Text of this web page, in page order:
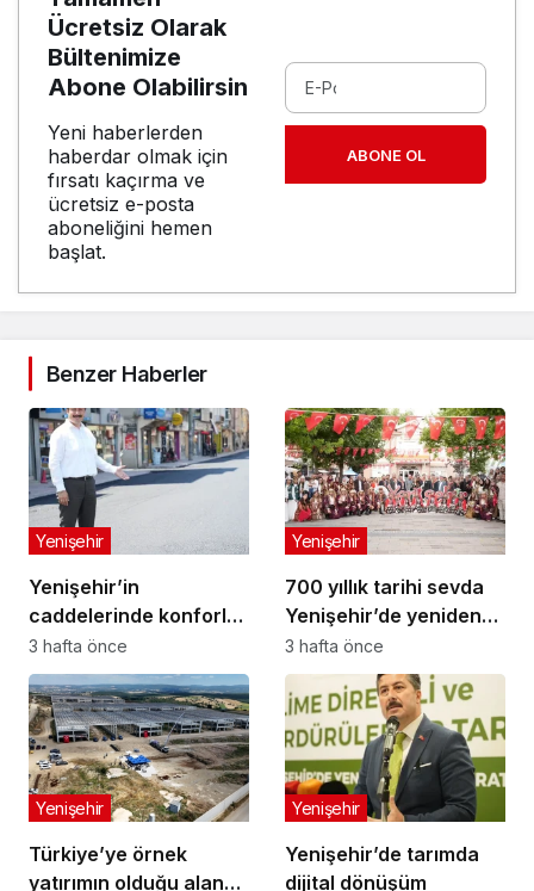
Ücretsiz Olarak
Bültenimize
Abone Olabilirsin
Yeni haberlerden
haberdar olmak için
fırsatı kaçırma ve
ücretsiz e-posta
aboneliğini hemen
başlat.
ABONE OL
Benzer Haberler
Yenişehir’in
caddelerinde konforlu
yolculuk
Yenişehir
3 hafta önce
700 yıllık tarihi sevda
Yenişehir’de yeniden
hayat buldu
Yenişehir
3 hafta önce
Türkiye’ye örnek
yatırımın olduğu alana
Yenişehir
Yenişehir’de tarımda
dijital dönüşüm
Yenişehir